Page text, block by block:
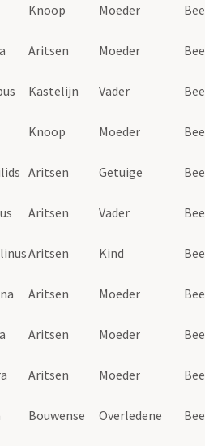
Knoop Moeder
Aritsen Moeder
Kastelijn Vader
Knoop Moeder
Aritsen Getuige
Aritsen Vader
Aritsen Kind
Aritsen Moeder
Aritsen Moeder
Aritsen Moeder
Bouwense Overledene